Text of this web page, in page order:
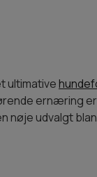
ultimative
ernæring
nøje udvalgt